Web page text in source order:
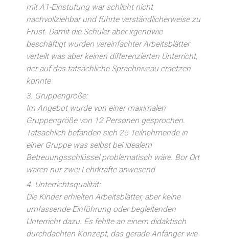
mit A1-Einstufung war schlicht nicht
nachvollziehbar und führte verständlicherweise zu
Frust. Damit die Schüler aber irgendwie
beschäftigt wurden vereinfachter Arbeitsblätter
verteilt was aber keinen differenzierten Unterricht,
der auf das tatsächliche Sprachniveau ersetzen
konnte
3. Gruppengröße:
Im Angebot wurde von einer maximalen
Gruppengröße von 12 Personen gesprochen.
Tatsächlich befanden sich 25 Teilnehmende in
einer Gruppe was selbst bei idealem
Betreuungsschlüssel problematisch wäre. Bor Ort
waren nur zwei Lehrkräfte anwesend
4. Unterrichtsqualität:
Die Kinder erhielten Arbeitsblätter, aber keine
umfassende Einführung oder begleitenden
Unterricht dazu. Es fehlte an einem didaktisch
durchdachten Konzept, das gerade Anfänger wie